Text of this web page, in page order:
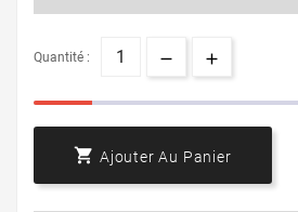
Quantité :
 Ajouter Au Panier